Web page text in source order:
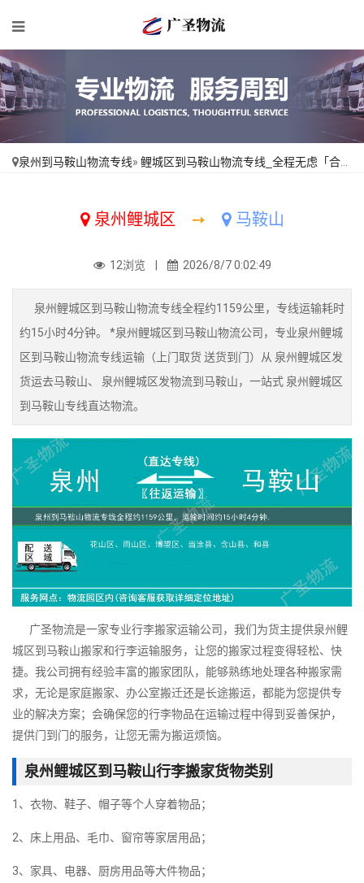
泉州到马鞍山物流专线» 鲤城区到马鞍山物流专线_全程无虑「合同承运」
泉州鲤城区 ➙ 马鞍山
12浏览 | 2026/8/7 0:02:49
泉州鲤城区到马鞍山物流专线全程约1159公里，专线运输耗时
约15小时4分钟。 *泉州鲤城区到马鞍山物流公司，专业泉州鲤城
区到马鞍山物流专线运输（上门取货 送货到门）从 泉州鲤城区发
货运去马鞍山、 泉州鲤城区发物流到马鞍山，一站式 泉州鲤城区
到马鞍山专线直达物流。
广圣物流是一家专业行李搬家运输公司，我们为货主提供泉州鲤
城区到马鞍山搬家和行李运输服务，让您的搬家过程变得轻松、快
捷。我公司拥有经验丰富的搬家团队，能够熟练地处理各种搬家需
求，无论是家庭搬家、办公室搬迁还是长途搬运，都能为您提供专
业的解决方案；会确保您的行李物品在运输过程中得到妥善保护，
提供门到门的服务，让您无需为搬运烦恼。
泉州鲤城区到马鞍山行李搬家货物类别
1、衣物、鞋子、帽子等个人穿着物品；
2、床上用品、毛巾、窗帘等家居用品；
3、家具、电器、厨房用品等大件物品；